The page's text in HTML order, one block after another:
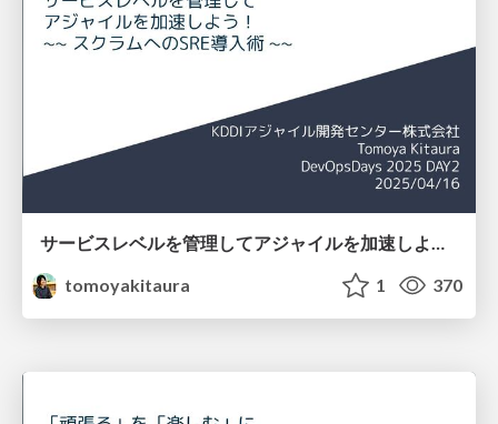
サービスレベルを管理してアジャイルを加速しよう！！ / slm-accelerate-agility
tomoyakitaura
1 370